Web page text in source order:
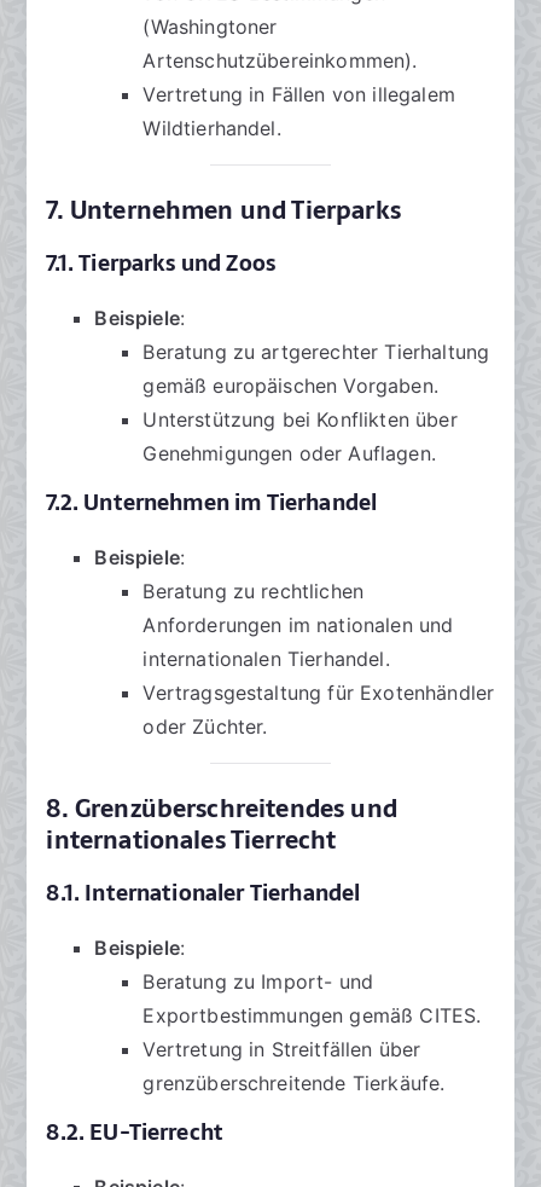
(Washingtoner
Artenschutzübereinkommen).
Vertretung in Fällen von illegalem
Wildtierhandel.
7. Unternehmen und Tierparks
7.1. Tierparks und Zoos
Beispiele:
Beratung zu artgerechter Tierhaltung
gemäß europäischen Vorgaben.
Unterstützung bei Konflikten über
Genehmigungen oder Auflagen.
7.2. Unternehmen im Tierhandel
Beispiele:
Beratung zu rechtlichen
Anforderungen im nationalen und
internationalen Tierhandel.
Vertragsgestaltung für Exotenhändler
oder Züchter.
8. Grenzüberschreitendes und
internationales Tierrecht
8.1. Internationaler Tierhandel
Beispiele:
Beratung zu Import- und
Exportbestimmungen gemäß CITES.
Vertretung in Streitfällen über
grenzüberschreitende Tierkäufe.
8.2. EU-Tierrecht